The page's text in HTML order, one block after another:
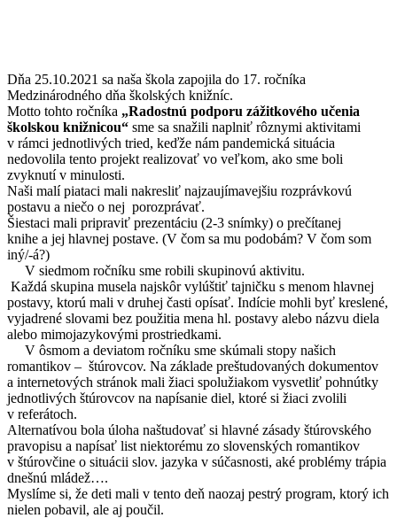
Dňa 25.10.2021 sa naša škola zapojila do 17. ročníka
Medzinárodného dňa školských knižníc.
Motto tohto ročníka „Radostnú podporu zážitkového učenia
školskou knižnicou“ sme sa snažili naplniť rôznymi aktivitami
v rámci jednotlivých tried, keďže nám pandemická situácia
nedovolila tento projekt realizovať vo veľkom, ako sme boli
zvyknutí v minulosti.
Naši malí piataci mali nakresliť najzaujímavejšiu rozprávkovú
postavu a niečo o nej porozprávať.
Šiestaci mali pripraviť prezentáciu (2-3 snímky) o prečítanej
knihe a jej hlavnej postave. (V čom sa mu podobám? V čom som
iný/-á?)
V siedmom ročníku sme robili skupinovú aktivitu.
Každá skupina musela najskôr vylúštiť tajničku s menom hlavnej
postavy, ktorú mali v druhej časti opísať. Indície mohli byť kreslené,
vyjadrené slovami bez použitia mena hl. postavy alebo názvu diela
alebo mimojazykovými prostriedkami.
V ôsmom a deviatom ročníku sme skúmali stopy našich
romantikov – štúrovcov. Na základe preštudovaných dokumentov
a internetových stránok mali žiaci spolužiakom vysvetliť pohnútky
jednotlivých štúrovcov na napísanie diel, ktoré si žiaci zvolili
v referátoch.
Alternatívou bola úloha naštudovať si hlavné zásady štúrovského
pravopisu a napísať list niektorému zo slovenských romantikov
v štúrovčine o situácii slov. jazyka v súčasnosti, aké problémy trápia
dnešnú mládež….
Myslíme si, že deti mali v tento deň naozaj pestrý program, ktorý ich
nielen pobavil, ale aj poučil.